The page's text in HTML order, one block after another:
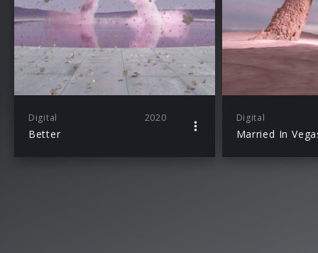
Digital 2020
Better
Digital
Married In